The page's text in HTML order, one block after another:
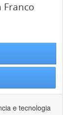
Franco
e tecnologia